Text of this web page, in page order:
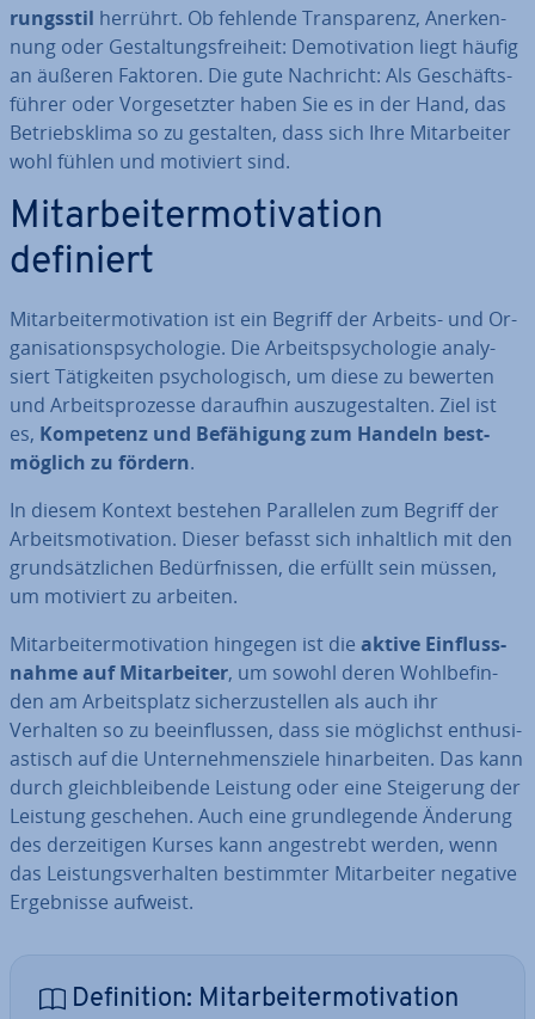
rungs­stil herrührt. Ob fehlende Trans­pa­renz, An­er­ken­
nung oder Ge­stal­tungs­frei­heit: De­mo­ti­va­ti­on liegt häufig
an äußeren Faktoren. Die gute Nachricht: Als Ge­schäfts­
füh­rer oder Vor­ge­setz­ter haben Sie es in der Hand, das
Be­triebs­kli­ma so zu gestalten, dass sich Ihre Mit­ar­bei­ter
wohl fühlen und motiviert sind.
Mit­ar­bei­ter­mo­ti­va­ti­on
definiert
Mit­ar­bei­ter­mo­ti­va­ti­on ist ein Begriff der Arbeits- und Or­
ga­ni­sa­ti­ons­psy­cho­lo­gie. Die Ar­beits­psy­cho­lo­gie ana­ly­
siert Tä­tig­kei­ten psy­cho­lo­gisch, um diese zu bewerten
und Ar­beits­pro­zes­se daraufhin aus­zu­ge­stal­ten. Ziel ist
es, Kompetenz und Be­fä­hi­gung zum Handeln best­
mög­lich zu fördern.
In diesem Kontext bestehen Par­al­le­len zum Begriff der
Ar­beits­mo­ti­va­ti­on. Dieser befasst sich in­halt­lich mit den
grund­sätz­li­chen Be­dürf­nis­sen, die erfüllt sein müssen,
um motiviert zu arbeiten.
Mit­ar­bei­ter­mo­ti­va­ti­on hingegen ist die aktive Ein­fluss­
nah­me auf Mit­ar­bei­ter, um sowohl deren Wohl­be­fin­
den am Ar­beits­platz si­cher­zu­stel­len als auch ihr
Verhalten so zu be­ein­flus­sen, dass sie möglichst en­thu­si­
as­tisch auf die Un­ter­neh­mens­zie­le hin­ar­bei­ten. Das kann
durch gleich­blei­ben­de Leistung oder eine Stei­ge­rung der
Leistung geschehen. Auch eine grund­le­gen­de Änderung
des der­zei­ti­gen Kurses kann an­ge­strebt werden, wenn
das Leis­tungs­ver­hal­ten be­stimm­ter Mit­ar­bei­ter negative
Er­geb­nis­se aufweist.
De­fi­ni­ti­on: Mit­ar­bei­ter­mo­ti­va­ti­on